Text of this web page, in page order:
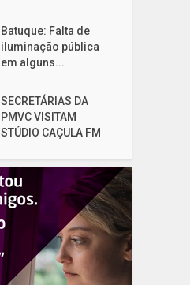
Batuque: Falta de
iluminação pública
em alguns...
SECRETÁRIAS DA
PMVC VISITAM
STÚDIO CAÇULA FM